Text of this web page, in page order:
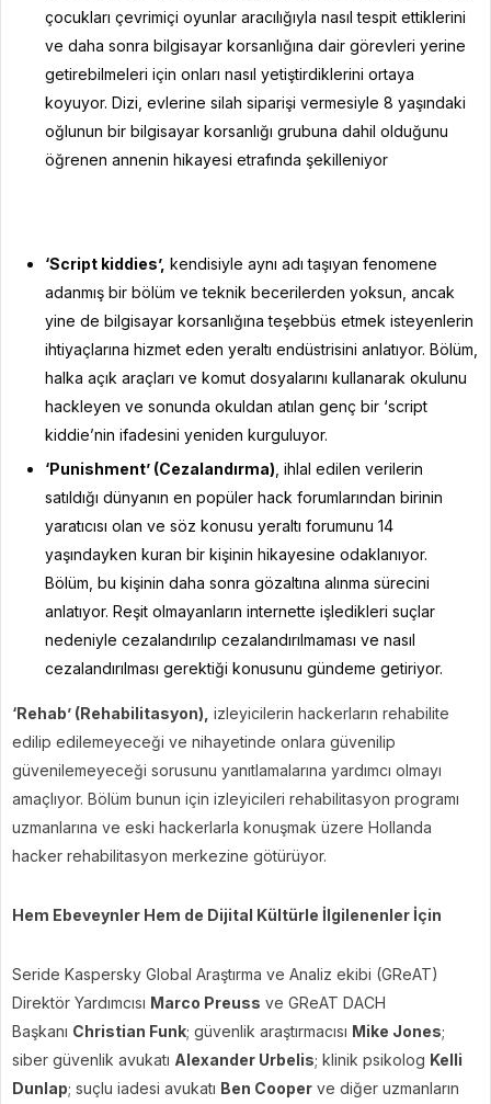
çocukları çevrimiçi oyunlar aracılığıyla nasıl tespit ettiklerini
ve daha sonra bilgisayar korsanlığına dair görevleri yerine
getirebilmeleri için onları nasıl yetiştirdiklerini ortaya
koyuyor. Dizi, evlerine silah siparişi vermesiyle 8 yaşındaki
oğlunun bir bilgisayar korsanlığı grubuna dahil olduğunu
öğrenen annenin hikayesi etrafında şekilleniyor
‘Script kiddies’, kendisiyle aynı adı taşıyan fenomene
adanmış bir bölüm ve teknik becerilerden yoksun, ancak
yine de bilgisayar korsanlığına teşebbüs etmek isteyenlerin
ihtiyaçlarına hizmet eden yeraltı endüstrisini anlatıyor. Bölüm,
halka açık araçları ve komut dosyalarını kullanarak okulunu
hackleyen ve sonunda okuldan atılan genç bir ‘script
kiddie’nin ifadesini yeniden kurguluyor.
‘Punishment’ (Cezalandırma) , ihlal edilen verilerin
satıldığı dünyanın en popüler hack forumlarından birinin
yaratıcısı olan ve söz konusu yeraltı forumunu 14
yaşındayken kuran bir kişinin hikayesine odaklanıyor.
Bölüm, bu kişinin daha sonra gözaltına alınma sürecini
anlatıyor. Reşit olmayanların internette işledikleri suçlar
nedeniyle cezalandırılıp cezalandırılmaması ve nasıl
cezalandırılması gerektiği konusunu gündeme getiriyor.
‘Rehab’ (Rehabilitasyon), izleyicilerin hackerların rehabilite
edilip edilemeyeceği ve nihayetinde onlara güvenilip
güvenilemeyeceği sorusunu yanıtlamalarına yardımcı olmayı
amaçlıyor. Bölüm bunun için izleyicileri rehabilitasyon programı
uzmanlarına ve eski hackerlarla konuşmak üzere Hollanda
hacker rehabilitasyon merkezine götürüyor.
Hem Ebeveynler Hem de Dijital Kültürle İlgilenenler İçin
Seride Kaspersky Global Araştırma ve Analiz ekibi (GReAT)
Direktör Yardımcısı Marco Preuss ve GReAT DACH
Başkanı Christian Funk; güvenlik araştırmacısı Mike Jones;
siber güvenlik avukatı Alexander Urbelis; klinik psikolog Kelli
Dunlap; suçlu iadesi avukatı Ben Cooper ve diğer uzmanların